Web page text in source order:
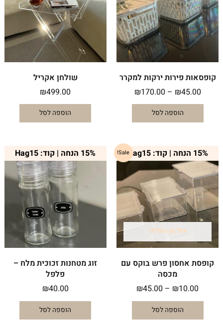
קופסאות פירות ירקות למקרר
₪45.00
–
₪170.00
⁦₪170.00⁩
הוספה לסל
סוגים.
ניתן
לבחור
את
האפשרויות
בעמוד
המוצר
שולחן אקריל
₪499.00
הוספה לסל
Sale! 15% הנחה | קוד: Hag15
אזל מן המלאי
קופסת אחסון פרש בוקס עם
מכסה
₪10.00
–
₪45.00
טווח
מחירים:
עד
⁦₪45.00⁩
הוספה לסל
למוצר
זה
יש
מספר
סוגים.
ניתן
לבחור
את
האפשרויות
בעמוד
המוצר
15% הנחה | קוד: Hag15
זוג מטחנות זכוכית מלח –
פלפל
₪40.00
הוספה לסל